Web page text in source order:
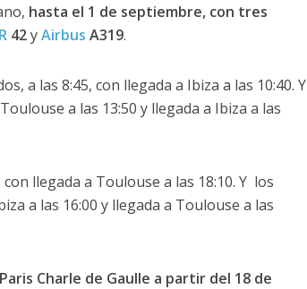
hasta el 1 de septiembre, con tres
42yAirbus A319.
a las 8:45, con llegada a Ibiza a las 10:40. Y
a las 13:50 y llegada a Ibiza a las
llegada a Toulouse a las 18:10. Y los
a las 16:00 y llegada a Toulouse a las
Charle de Gaulle a partir del 18 de